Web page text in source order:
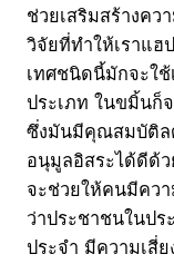
ช่วยเสริมสร้างค
วิจัยที่ทำให้เราแฮ
เทศชนิดนี้มักจะใ
ประเภท ในขมิ้นก็
ซึ่งมันมีคุณสมบัติล
อนุมูลอิสระได้ดีด้
จะช่วยให้คนมีควา
ว่าประชาชนในปร
ประจำ มีความเสี่